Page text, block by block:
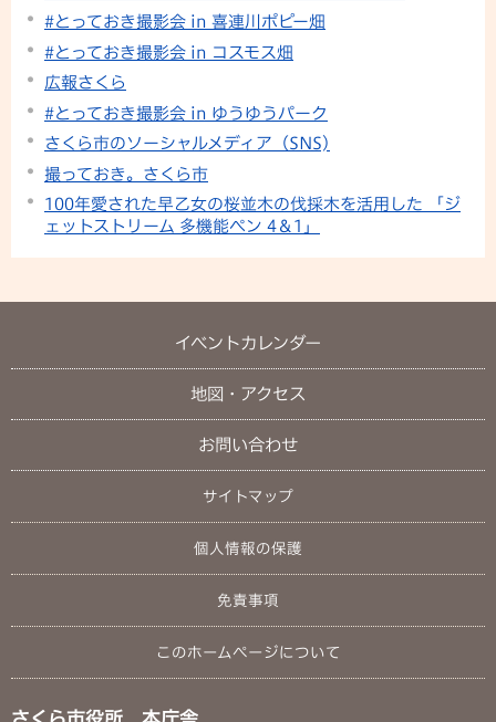
#とっておき撮影会 in 喜連川ポピー畑
#とっておき撮影会 in コスモス畑
広報さくら
#とっておき撮影会 in ゆうゆうパーク
さくら市のソーシャルメディア（SNS)
撮っておき。さくら市
100年愛された早乙女の桜並木の伐採木を活用した 「ジ
ェットストリーム 多機能ペン 4＆1」
イベントカレンダー
地図・アクセス
お問い合わせ
サイトマップ
個人情報の保護
免責事項
このホームページについて
さくら市役所 本庁舎